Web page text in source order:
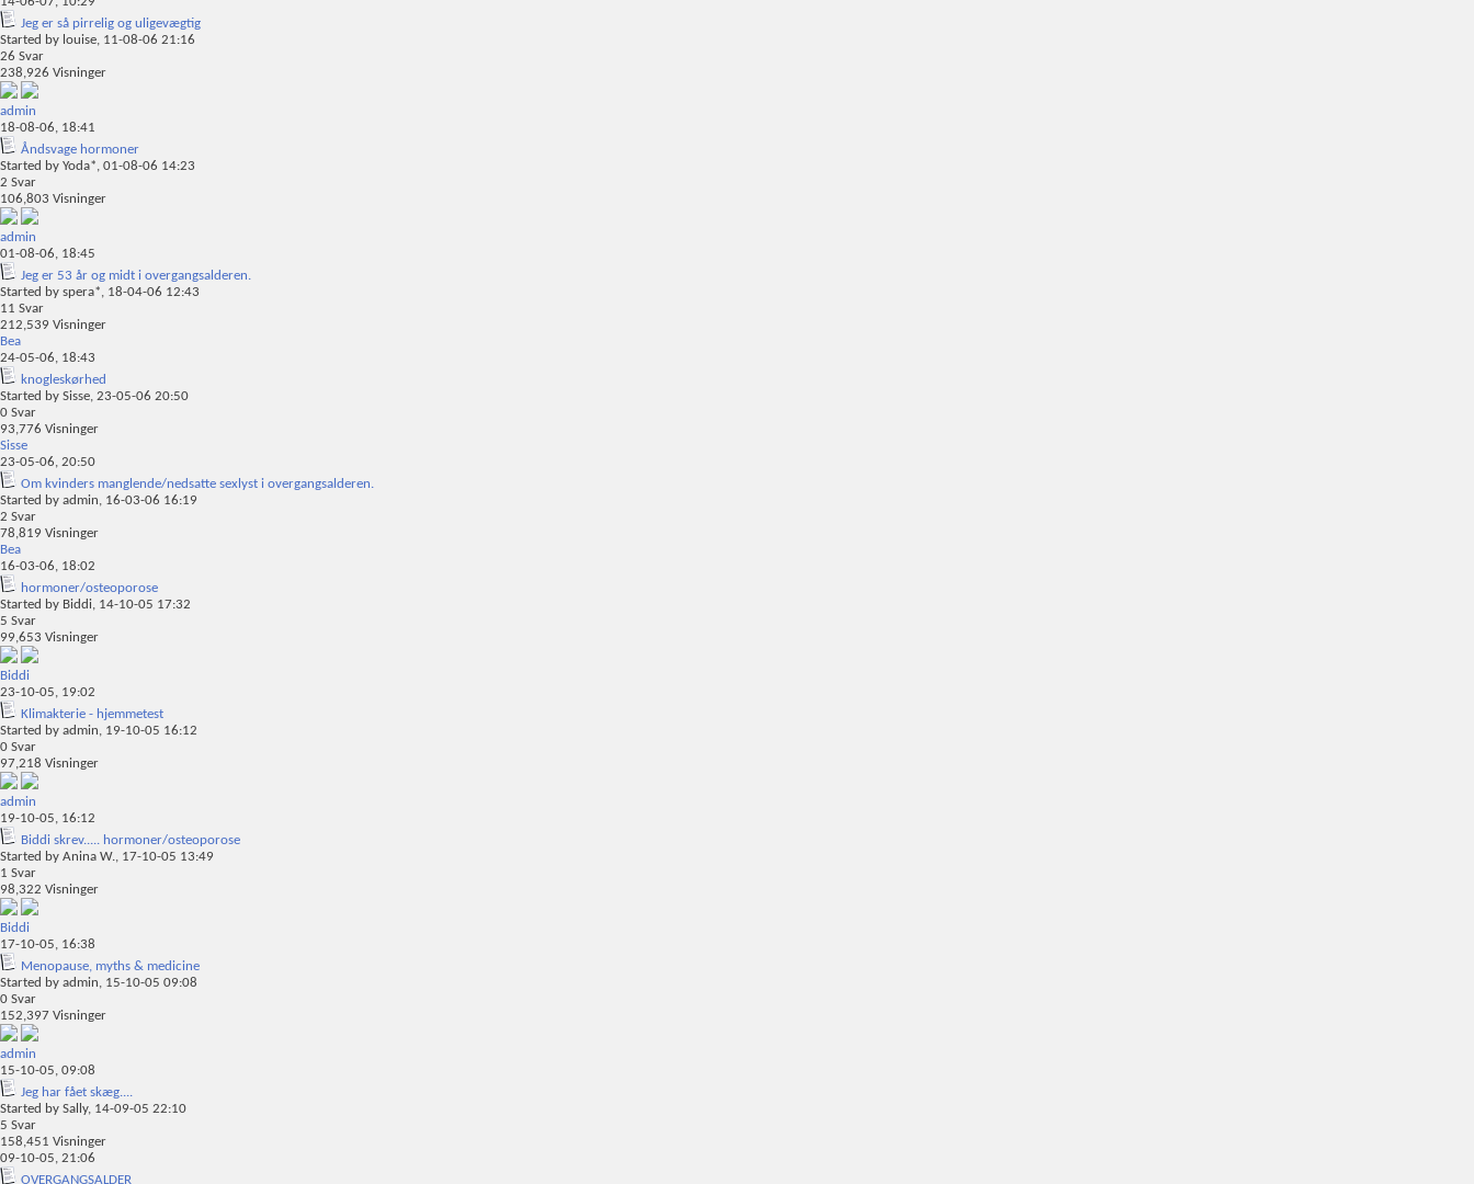
Jeg er så pirrelig og uligevægtig
Started by louise, 11-08-06 21:16
26 Svar
238,926 Visninger
admin
18-08-06, 18:41
Åndsvage hormoner
Started by Yoda*, 01-08-06 14:23
2 Svar
106,803 Visninger
admin
01-08-06, 18:45
Jeg er 53 år og midt i overgangsalderen.
Started by spera*, 18-04-06 12:43
11 Svar
212,539 Visninger
Bea
24-05-06, 18:43
knogleskørhed
Started by Sisse, 23-05-06 20:50
0 Svar
93,776 Visninger
Sisse
23-05-06, 20:50
Om kvinders manglende/nedsatte sexlyst i overgangsalderen.
Started by admin, 16-03-06 16:19
2 Svar
78,819 Visninger
Bea
16-03-06, 18:02
hormoner/osteoporose
Started by Biddi, 14-10-05 17:32
5 Svar
99,653 Visninger
Biddi
23-10-05, 19:02
Klimakterie - hjemmetest
Started by admin, 19-10-05 16:12
0 Svar
97,218 Visninger
admin
19-10-05, 16:12
Biddi skrev..... hormoner/osteoporose
Started by Anina W., 17-10-05 13:49
1 Svar
98,322 Visninger
Biddi
17-10-05, 16:38
Menopause, myths & medicine
Started by admin, 15-10-05 09:08
0 Svar
152,397 Visninger
admin
15-10-05, 09:08
Jeg har fået skæg....
Started by Sally, 14-09-05 22:10
5 Svar
158,451 Visninger
09-10-05, 21:06
OVERGANGSALDER